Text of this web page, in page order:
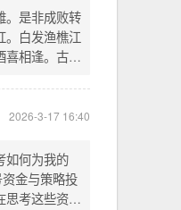
2026-3-17 16:42
。是非成败转
白发渔樵江
相逢。古今
衰、人生短
让人感慨万
雄豪杰都随江
2026-3-17 16:40